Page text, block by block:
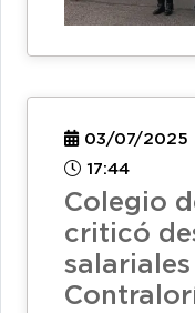
03/07/2025
17:44
Colegio
criticó